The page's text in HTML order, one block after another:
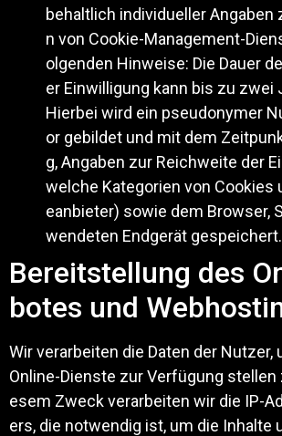
behaltlich individueller Angaben
n von Cookie-Management-
olgenden Hinweise: Die Dauer
er Einwilligung kann bis zu zwei
Hierbei wird ein pseudonymer
or gebildet und mit dem
g, Angaben zur Reichweite der
welche Kategorien von Cookies
eanbieter) sowie dem Browser,
wendeten Endgerät gespeichert.
Bereitstellung des
botes und
Wir verarbeiten die Daten der Nutzer,
Online-Dienste zur Verfügung stellen
esem Zweck verarbeiten wir die IP-
ers, die notwendig ist, um die Inhalte